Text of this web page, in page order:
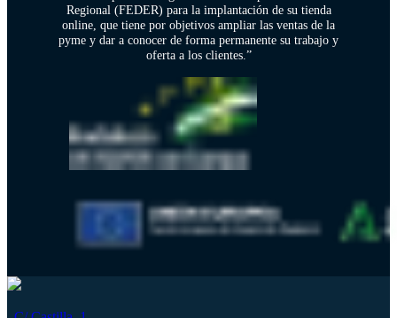
Regional (FEDER) para la implantación de su tienda
online, que tiene por objetivos ampliar las ventas de la
pyme y dar a conocer de forma permanente su trabajo y
oferta a los clientes.”